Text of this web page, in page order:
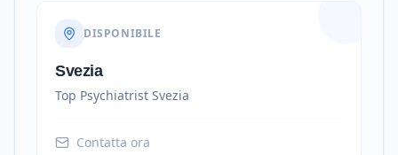
DISPONIBILE
Svezia
Top Psychiatrist Svezia
Contatta ora